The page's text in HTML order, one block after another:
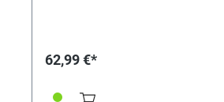
62,99 €*